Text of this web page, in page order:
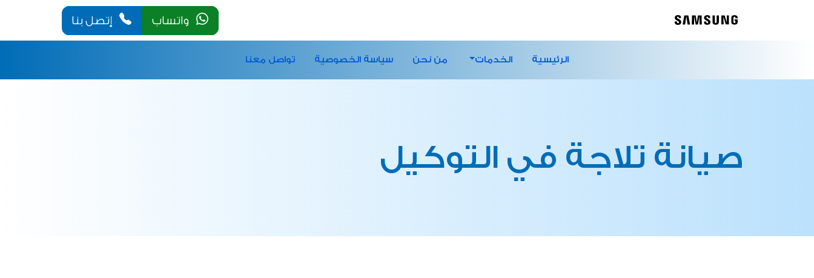
واتساب إتصل بنا
الرئيسية الخدمات من نحن سياسة الخصوصية تواصل معنا
صيانة تلاجة في التوكيل